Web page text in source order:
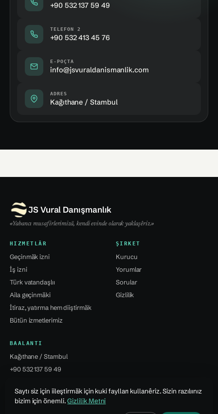
+90 532 137 59 49
TELEFON 2
+90 532 413 45 76
E-POÇTA
info@jsvuraldanismanlik.com
ADRES
Kağıthane / Stambul
JS Vural Danışmanlık
«Yabancı musafirlerimizä, kendi evinde olarak yaklaşêriz.»
HIZMETLÄR
Geçinmäk izni
İş izni
Türk vatandaşlıı
Aila geçinmäki
İtiraz, yatırma hem diiştirmäk
Bütün izmetlerimiz
ŞIRKET
Kurucu
Yorumlar
Sorular
Gizlilik
BAALANTI
Kağıthane / Stambul
+90 532 137 59 49
Saytı siz için iileştirmäk için kuki faylları kullanêriz. Sizin razılıınız
bizim için önemli.Gizlilik Metni